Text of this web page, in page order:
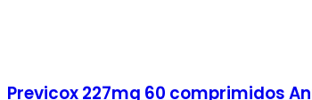
Previcox 227mg 60 comprimidos